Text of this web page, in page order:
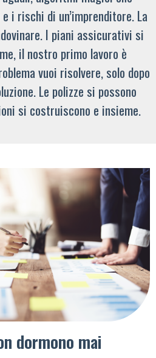
i rischi di un’imprenditore. La
I piani assicurativi si
il nostro primo lavoro è
vuoi risolvere, solo dopo
Le polizze si possono
si costruiscono e insieme.
dormono mai